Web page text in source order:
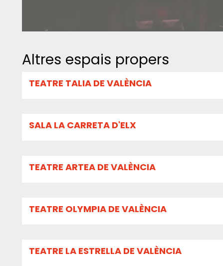
Altres espais propers
TEATRE TALIA DE VALÈNCIA
SALA LA CARRETA D'ELX
TEATRE ARTEA DE VALÈNCIA
TEATRE OLYMPIA DE VALÈNCIA
TEATRE LA ESTRELLA DE VALÈNCIA